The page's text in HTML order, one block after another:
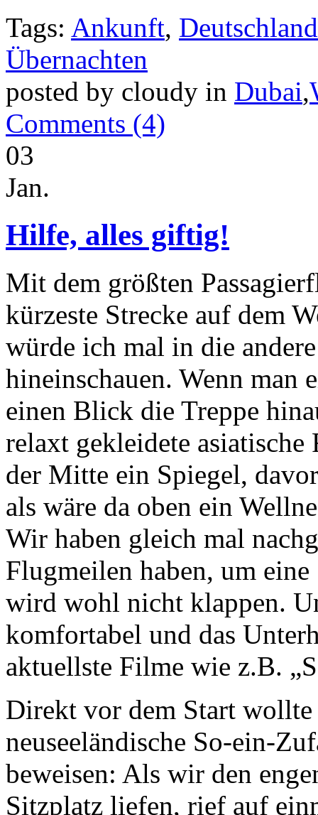
Tags: Ankunft, Deutschland
Übernachten
posted by cloudy in Dubai,
Comments (4)
03
Jan.
Hilfe, alles giftig!
Mit dem größten
kürzeste Strecke auf dem
würde ich mal in die
hineinschauen. Wenn man
einen Blick die Treppe
relaxt gekleidete
der Mitte ein Spiegel,
als wäre da oben ein
Wir haben gleich mal
Flugmeilen haben, um
wird wohl nicht klappen.
komfortabel und das
aktuellste Filme wie z.B.
Direkt vor dem Start
neuseeländische So-ein-
beweisen: Als wir den
Sitzplatz liefen, rief auf